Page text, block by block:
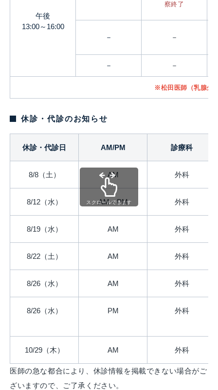
午後
13:00～16:00
察終了
－ －
－ －
※松田医師（乳腺外
休診・代診のお知らせ
休診・代診日 AM/PM 診療科
8/8（土） AM 外科
8/12（水） AM・PM 外科
8/19（水） AM 外科
8/22（土） AM 外科
8/26（水） AM 外科
8/26（水） PM 外科
10/29（木） AM 外科
医師の急な都合により、休診情報を掲載できない場合がご
ざいますので、ご了承ください。
スクロールできます